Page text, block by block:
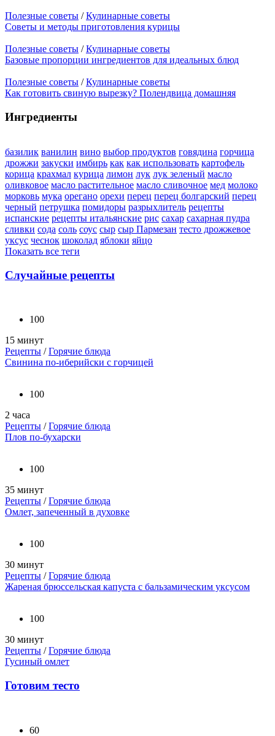
Полезные советы /Кулинарные советы
Советы и методы приготовления курицы
Полезные советы /Кулинарные советы
Базовые пропорции ингредиентов для идеальных блюд
Полезные советы /Кулинарные советы
Как готовить свиную вырезку? Полендвица домашняя
Ингредиенты
базилик ванилин вино выбор продуктов говядина горчица
дрожжи закуски имбирь как как использовать картофель
корица крахмал курица лимон лук лук зеленый масло
оливковое масло растительное масло сливочное мед молоко
морковь мука орегано орехи перец перец болгарский перец
черный петрушка помидоры разрыхлитель рецепты
испанские рецепты итальянские рис сахар сахарная пудра
сливки сода соль соус сыр сыр Пармезан тесто дрожжевое
уксус чеснок шоколад яблоки яйцо
Показать все теги
Случайные рецепты
100
15 минут
Рецепты /Горячие блюда
Свинина по-иберийски с горчицей
100
2 часа
Рецепты /Горячие блюда
Плов по-бухарски
100
35 минут
Рецепты /Горячие блюда
Омлет, запеченный в духовке
100
30 минут
Рецепты /Горячие блюда
Жареная брюссельская капуста с бальзамическим уксусом
100
30 минут
Рецепты /Горячие блюда
Гусиный омлет
Готовим тесто
60